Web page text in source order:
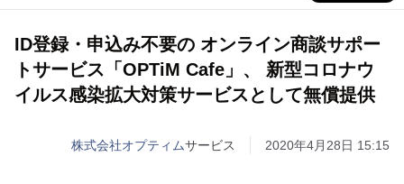
ID登録・申込み不要の オンライン商談サポー
トサービス「OPTiM Cafe」、 新型コロナウ
イルス感染拡大対策サービスとして無償提供
株式会社オプティムサービス 2020年4月28日 15:15